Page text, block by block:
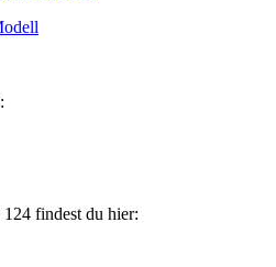
findest du hier: